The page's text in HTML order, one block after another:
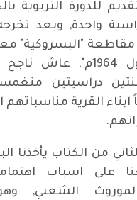
للدورة التربوية
واحدة, وبعد
"البسروكية"
24 كانون الأول 1964م",
دراسيتين
القرية مناسباتهم
من الكتاب يأخذنا
على اسباب
الشعبي,